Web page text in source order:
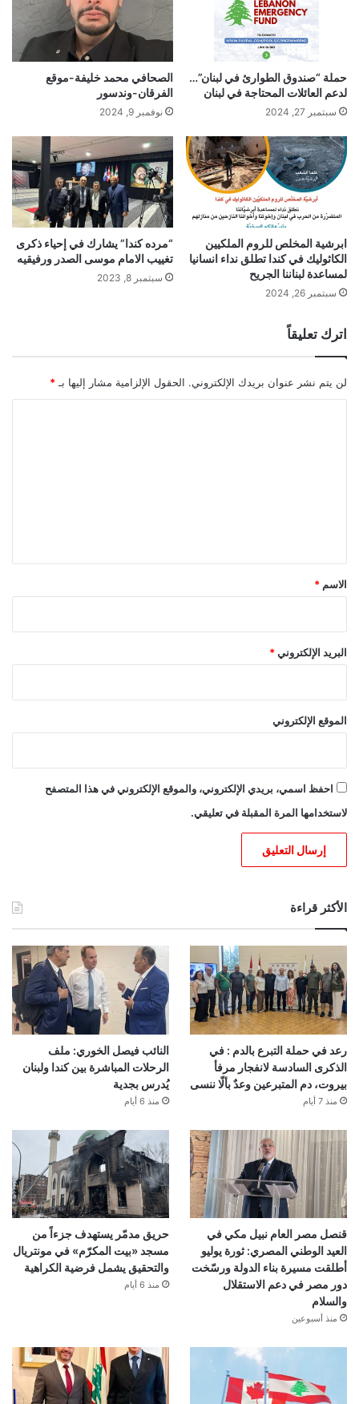
حملة “صندوق الطوارئ في لبنان”…
لدعم العائلات المحتاجة في لبنان
سبتمبر 27, 2024
الصحافي محمد خليفة-موقع
الفرقان-وندسور
نوفمبر 9, 2024
ابرشية المخلص للروم الملكيين
الكاثوليك في كندا تطلق نداء انسانيا
لمساعدة لبناننا الجريح
سبتمبر 26, 2024
“مرده كندا” يشارك في إحياء ذكرى
تغييب الامام موسى الصدر ورفيقيه
سبتمبر 8, 2023
اترك تعليقاً
لن يتم نشر عنوان بريدك الإلكتروني. الحقول الإلزامية مشار إليها بـ *
*
الاسم *
البريد الإلكتروني *
الموقع الإلكتروني
احفظ اسمي، بريدي الإلكتروني، والموقع الإلكتروني في هذا المتصفح
لاستخدامها المرة المقبلة في تعليقي.
الأكثر قراءة
رعد في حملة التبرع بالدم : في
الذكرى السادسة لانفجار مرفأ
بيروت، دم المتبرعين وعدٌ بألّا ننسى
منذ 7 أيام
النائب فيصل الخوري: ملف
الرحلات المباشرة بين كندا ولبنان
يُدرس بجدية
منذ 6 أيام
قنصل مصر العام نبيل مكي في
العيد الوطني المصري: ثورة يوليو
أطلقت مسيرة بناء الدولة ورسّخت
دور مصر في دعم الاستقلال
والسلام
منذ أسبوعين
حريق مدمّر يستهدف جزءاً من
مسجد «بيت المكرّم» في مونتريال
والتحقيق يشمل فرضية الكراهية
منذ 6 أيام